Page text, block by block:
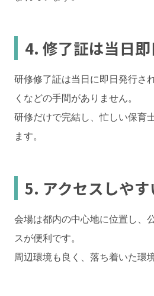
4. 修了証は当日
研修修了証は当日に即日発行さ
くなどの手間がありません。
研修だけで完結し、忙しい保育
ます。
5. アクセスしや
会場は都内の中心地に位置し、
スが便利です。
周辺環境も良く、落ち着いた環